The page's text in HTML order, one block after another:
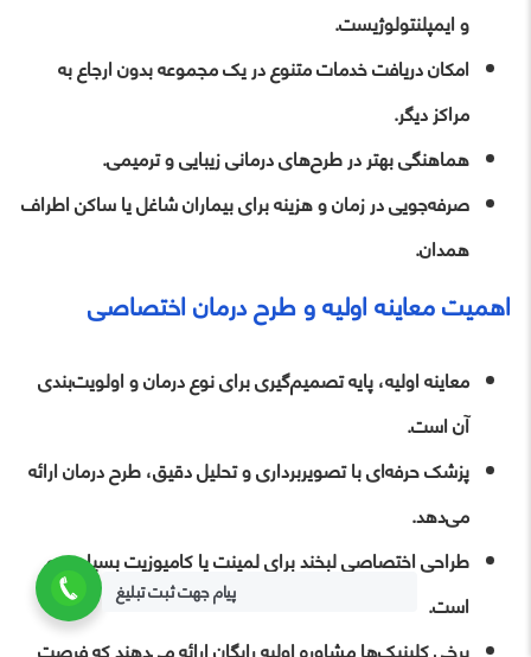
و ایمپلنتولوژیست.
امکان دریافت خدمات متنوع در یک مجموعه بدون ارجاع به
مراکز دیگر.
هماهنگی بهتر در طرح‌های درمانی زیبایی و ترمیمی.
صرفه‌جویی در زمان و هزینه برای بیماران شاغل یا ساکن اطراف
همدان.
اهمیت معاینه اولیه و طرح درمان اختصاصی
معاینه اولیه، پایه تصمیم‌گیری برای نوع درمان و اولویت‌بندی
آن است.
پزشک حرفه‌ای با تصویربرداری و تحلیل دقیق، طرح درمان ارائه
می‌دهد.
طراحی اختصاصی لبخند برای لمینت یا کامپوزیت بسیار مهم
است.
پیام جهت ثبت تبلیغ